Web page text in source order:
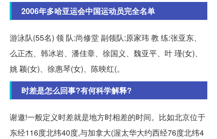
2006年多哈亚运会中国运动员完全名单
游泳队(55名) 领 队:尚修堂 副领队:原家玮 教 练:张亚东、
么正杰、韩冰岩、潘佳章、徐国义、魏亚平、叶 瑾(女)、
姚 颖(女)、徐惠琴(女)、陈映红(。
时差是怎么回事?有何科学解释?
谢邀!一般定义时差就是地方时相差的时间。比如北京位于
东经116度北纬40度,与加拿大(渥太华大约西经76度北纬4